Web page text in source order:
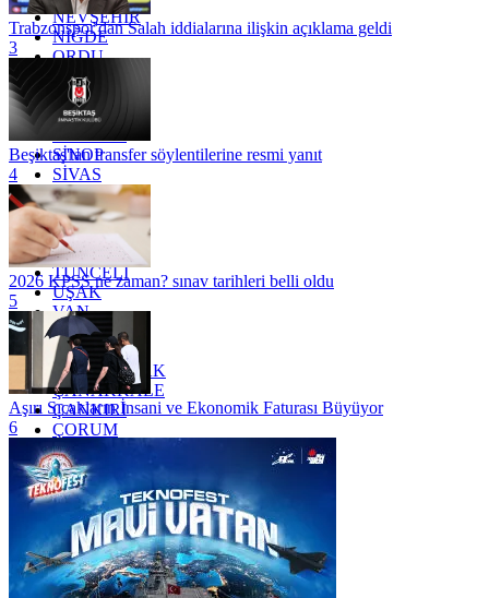
NEVŞEHİR
NİĞDE
ORDU
OSMANİYE
RİZE
SAKARYA
SİNOP
SİVAS
SİİRT
TEKİRDAĞ
TOKAT
TRABZON
TUNCELİ
UŞAK
VAN
YALOVA
YOZGAT
ZONGULDAK
ÇANAKKALE
ÇANKIRI
ÇORUM
İSTANBUL
İZMİR
ŞANLIURFA
ŞIRNAK
Trabzonspor'dan Salah iddialarına ilişkin açıklama geldi
3
Beşiktaş'tan transfer söylentilerine resmi yanıt
4
2026 KPSS ne zaman? sınav tarihleri belli oldu
5
Aşırı Sıcakların İnsani ve Ekonomik Faturası Büyüyor
6